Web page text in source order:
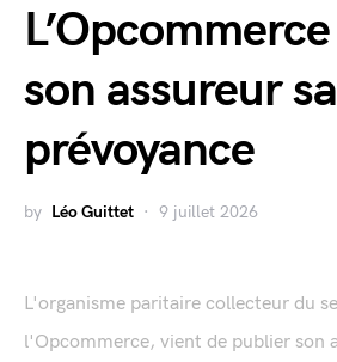
son assureur
prévoyance
by Léo Guittet 9 juillet 2026
L'organisme paritaire collecteur du
l'Opcommerce, vient de publier son